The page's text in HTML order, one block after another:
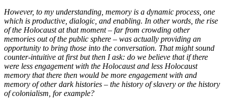
However, to my understanding, memory is a dynamic process, one
which is productive, dialogic, and enabling. In other words, the rise
of the Holocaust at that moment – far from crowding other
memories out of the public sphere – was actually providing an
opportunity to bring those into the conversation. That might sound
counter-intuitive at first but then I ask: do we believe that if there
were less engagement with the Holocaust and less Holocaust
memory that there then would be more engagement with and
memory of other dark histories – the history of slavery or the history
of colonialism, for example?